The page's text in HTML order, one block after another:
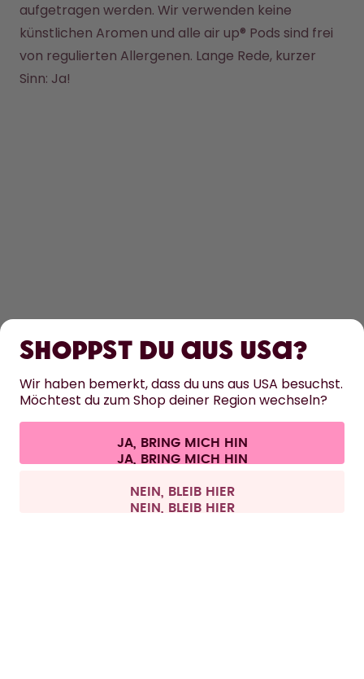
aufgetragen werden. Wir verwenden keine
künstlichen Aromen und alle air up® Pods sind frei
von regulierten Allergenen. Lange Rede, kurzer
Sinn: Ja!
HILFE
KONTAKT
Cookie-Einstellungen AGB Datenschutz
Vertrag widerrufen
Alle Preise sind inklusive Mehrwertsteuer und zzgl. Versandkosten.
Shoppst du aus USA?
Wir haben bemerkt, dass du uns aus USA besuchst.
Möchtest du zum Shop deiner Region wechseln?
JA, BRING MICH HIN
NEIN, BLEIB HIER